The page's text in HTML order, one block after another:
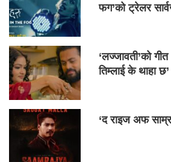
फग’को ट्रेलर
‘लज्जावती’को
तिम्लाई के थाहा
‘द राइज अफ